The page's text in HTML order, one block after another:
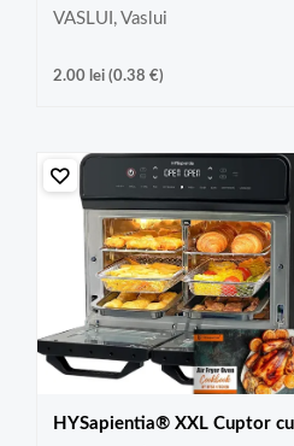
VASLUI, Vaslui
2.00 lei(0.38 €)
HYSapientia® XXL Cuptor